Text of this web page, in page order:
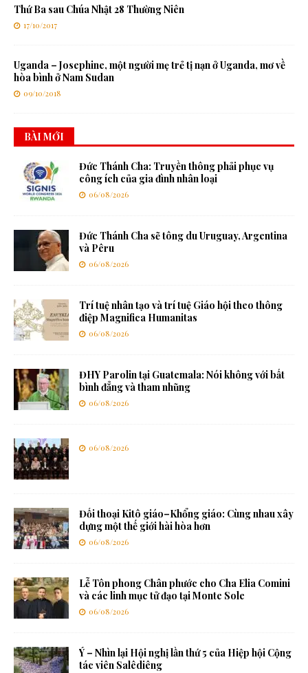
Thứ Ba sau Chúa Nhật 28 Thường Niên
17/10/2017
Uganda – Josephine, một người mẹ trẻ tị nạn ở Uganda, mơ về
hòa bình ở Nam Sudan
09/10/2018
BÀI MỚI
Đức Thánh Cha: Truyền thông phải phục vụ
công ích của gia đình nhân loại
06/08/2026
Đức Thánh Cha sẽ tông du Uruguay, Argentina
và Pêru
06/08/2026
Trí tuệ nhân tạo và trí tuệ Giáo hội theo thông
điệp Magnifica Humanitas
06/08/2026
ĐHY Parolin tại Guatemala: Nói không với bất
bình đẳng và tham nhũng
06/08/2026
06/08/2026
Đối thoại Kitô giáo–Khổng giáo: Cùng nhau xây
dựng một thế giới hài hòa hơn
06/08/2026
Lễ Tôn phong Chân phước cho Cha Elia Comini
và các linh mục tử đạo tại Monte Sole
06/08/2026
Ý – Nhìn lại Hội nghị lần thứ 5 của Hiệp hội Cộng
tác viên Salêdiêng